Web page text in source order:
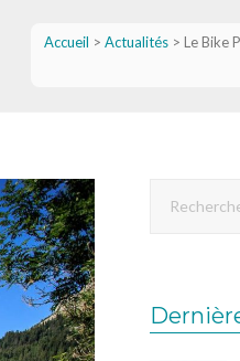
Accueil > Actualités > Le Bike